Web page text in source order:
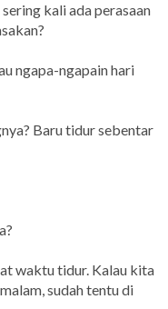
kali ada perasaan
ngapa-ngapain hari
Baru tidur sebentar
waktu tidur. Kalau kita
sudah tentu di